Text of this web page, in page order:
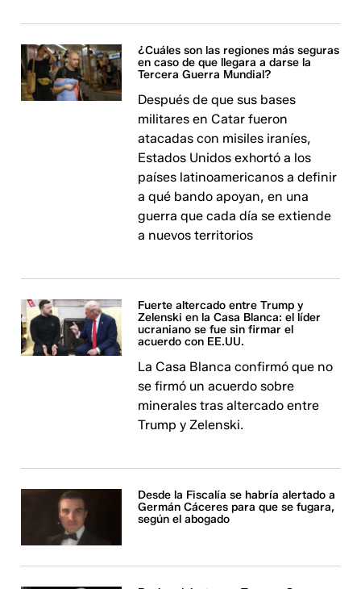
¿Cuáles son las regiones más seguras
en caso de que llegara a darse la
Tercera Guerra Mundial?
Después de que sus bases
militares en Catar fueron
atacadas con misiles iraníes,
Estados Unidos exhortó a los
países latinoamericanos a definir
a qué bando apoyan, en una
guerra que cada día se extiende
a nuevos territorios
Fuerte altercado entre Trump y
Zelenski en la Casa Blanca: el líder
ucraniano se fue sin firmar el
acuerdo con EE.UU.
La Casa Blanca confirmó que no
se firmó un acuerdo sobre
minerales tras altercado entre
Trump y Zelenski.
Desde la Fiscalía se habría alertado a
Germán Cáceres para que se fugara,
según el abogado